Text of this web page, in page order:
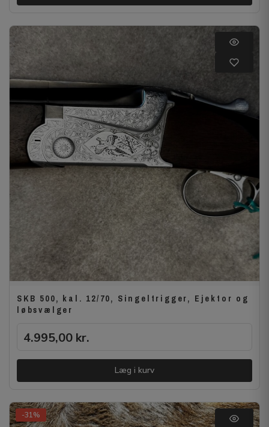
SKB 500, kal. 12/70, Singeltrigger, Ejektor og
løbsvælger
4.995,00 kr.
Læg i kurv
-31%